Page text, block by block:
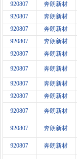
920807
奔朗新材
920807
奔朗新材
920807
奔朗新材
920807
奔朗新材
920807
奔朗新材
920807 奔朗新材
920807 奔朗新材
920807
奔朗新材
920807 奔朗新材
920807 奔朗新材
920807 奔朗新材